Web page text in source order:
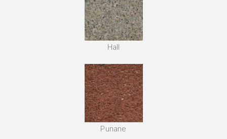
Hall
Punane